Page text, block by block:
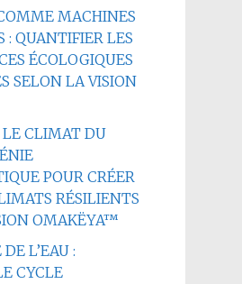
MACHINES
: QUANTIFIER LES
ÉCOLOGIQUES
SELON LA VISION
LE CLIMAT DU
POUR CRÉER
RÉSILIENTS
OMAKËYA™
L’EAU :
CYCLE